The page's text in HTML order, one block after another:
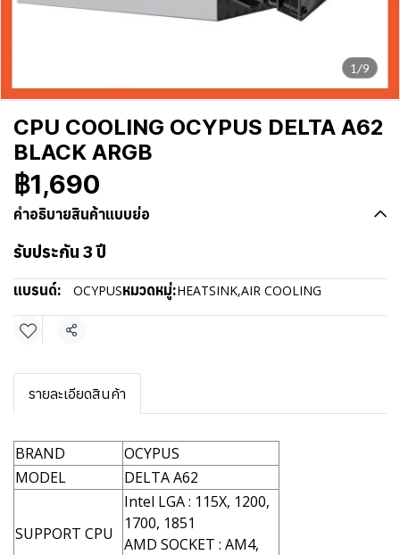
1/9
CPU COOLING OCYPUS DELTA A62
BLACK ARGB
฿1,690
คำอธิบายสินค้าแบบย่อ
รับประกัน 3 ปี
แบรนด์: OCYPUSหมวดหมู่:HEATSINK,AIR COOLING
แชร์
รายละเอียดสินค้า
BRAND
OCYPUS
MODEL
DELTA A62
SUPPORT CPU
Intel LGA : 115X, 1200,
1700, 1851
AMD SOCKET : AM4,